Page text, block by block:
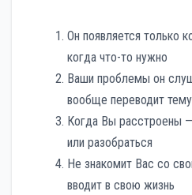
Он появляется только
когда что-то нужно
Ваши проблемы он
вообще переводит тему
Когда Вы расстроены
или разобраться
Не знакомит Вас со
вводит в свою жизнь